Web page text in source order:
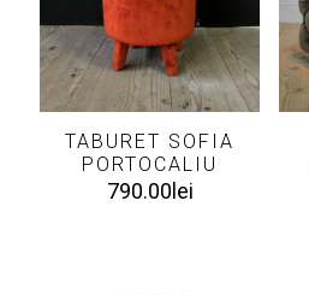
TABURET SOFIA
PORTOCALIU
790.00 lei